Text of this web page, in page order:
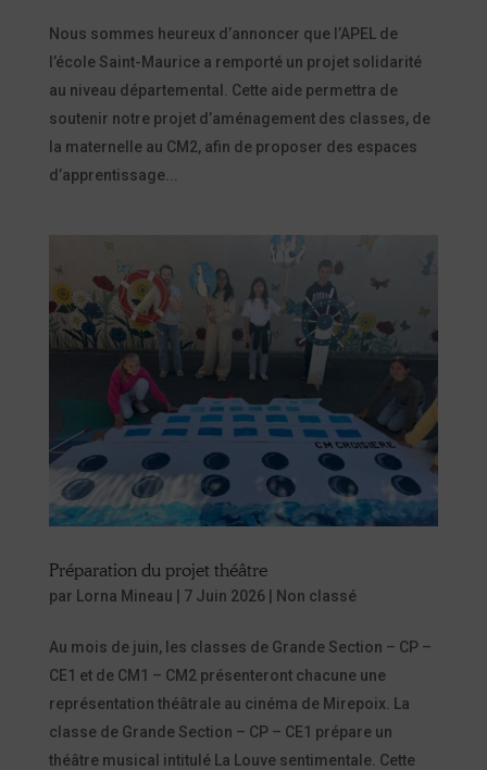
Nous sommes heureux d’annoncer que l’APEL de
l’école Saint-Maurice a remporté un projet solidarité
au niveau départemental. Cette aide permettra de
soutenir notre projet d’aménagement des classes, de
la maternelle au CM2, afin de proposer des espaces
d’apprentissage...
Préparation du projet théâtre
par Lorna Mineau | 7 Juin 2026| Non classé
Au mois de juin, les classes de Grande Section – CP –
CE1 et de CM1 – CM2 présenteront chacune une
représentation théâtrale au cinéma de Mirepoix. La
classe de Grande Section – CP – CE1 prépare un
théâtre musical intitulé La Louve sentimentale. Cette